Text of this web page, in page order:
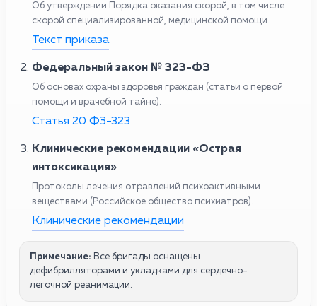
Об утверждении Порядка оказания скорой, в том числе
скорой специализированной, медицинской помощи.
Текст приказа
Федеральный закон № 323-ФЗ
Об основах охраны здоровья граждан (статьи о первой
помощи и врачебной тайне).
Статья 20 ФЗ-323
Клинические рекомендации «Острая
интоксикация»
Протоколы лечения отравлений психоактивными
веществами (Российское общество психиатров).
Клинические рекомендации
Примечание: Все бригады оснащены
дефибрилляторами и укладками для сердечно-
легочной реанимации.